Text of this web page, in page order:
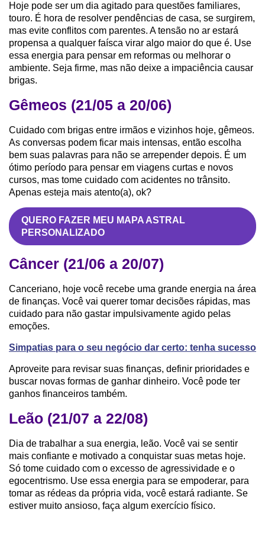
Hoje pode ser um dia agitado para questões familiares,
touro. É hora de resolver pendências de casa, se surgirem,
mas evite conflitos com parentes. A tensão no ar estará
propensa a qualquer faísca virar algo maior do que é. Use
essa energia para pensar em reformas ou melhorar o
ambiente. Seja firme, mas não deixe a impaciência causar
brigas.
Gêmeos (21/05 a 20/06)
Cuidado com brigas entre irmãos e vizinhos hoje, gêmeos.
As conversas podem ficar mais intensas, então escolha
bem suas palavras para não se arrepender depois. É um
ótimo período para pensar em viagens curtas e novos
cursos, mas tome cuidado com acidentes no trânsito.
Apenas esteja mais atento(a), ok?
QUERO FAZER MEU MAPA ASTRAL
PERSONALIZADO
Câncer (21/06 a 20/07)
Canceriano, hoje você recebe uma grande energia na área
de finanças. Você vai querer tomar decisões rápidas, mas
cuidado para não gastar impulsivamente agido pelas
emoções.
Simpatias para o seu negócio dar certo: tenha sucesso
Aproveite para revisar suas finanças, definir prioridades e
buscar novas formas de ganhar dinheiro. Você pode ter
ganhos financeiros também.
Leão (21/07 a 22/08)
Dia de trabalhar a sua energia, leão. Você vai se sentir
mais confiante e motivado a conquistar suas metas hoje.
Só tome cuidado com o excesso de agressividade e o
egocentrismo. Use essa energia para se empoderar, para
tomar as rédeas da própria vida, você estará radiante. Se
estiver muito ansioso, faça algum exercício físico.